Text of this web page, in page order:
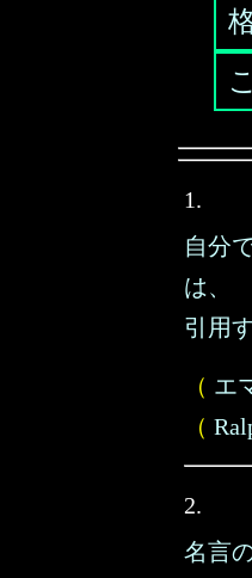
1.
自分
は、
引用
（ エ
（
2.
名言